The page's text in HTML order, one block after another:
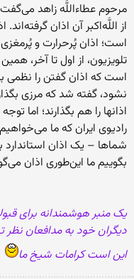
مرحوم عطاءاللَّه زاهد
از اللَّه‌اکبر آن اذان
است؛ اذان پُرحرارت و
تلویزیون، از اول تا آخر، همین
است که اذان گفتن را نظمى
نشود، گفته شد که مرزى
اذانها را هم بگذارند؛ اما
رادیوى ایران که ما
شماها – یک اذان استاندارد
بگوییم ما این‌طورى اذان
یک منبر هوشمندانه برای
دیگران خود به مدافعان
این است کرامات شیخ ما